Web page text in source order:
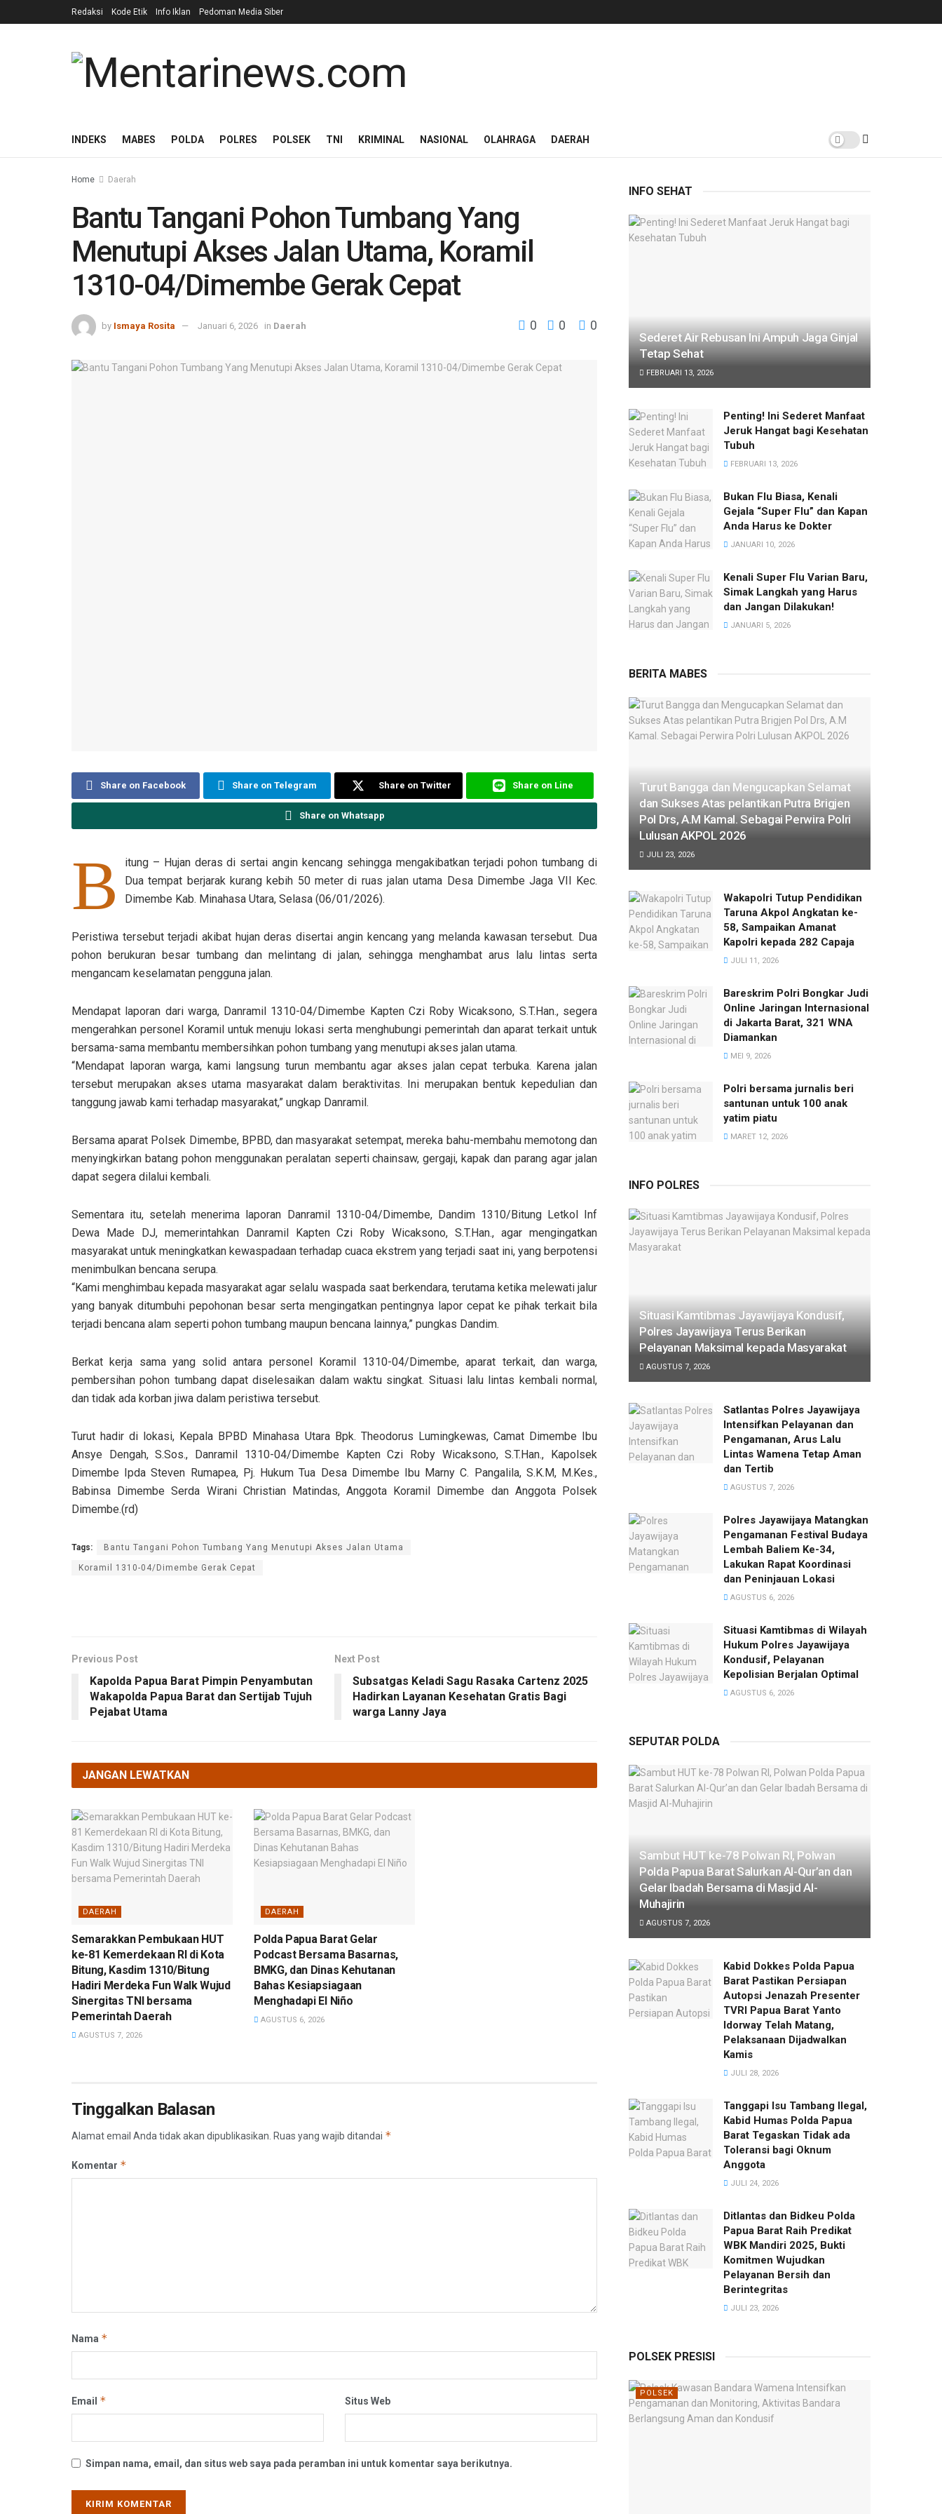
Redaksi Kode Etik Info Iklan Pedoman Media Siber
INDEKS MABES POLDA POLRES POLSEK TNI KRIMINAL NASIONAL OLAHRAGA DAERAH
Home Daerah
Bantu Tangani Pohon Tumbang Yang
Menutupi Akses Jalan Utama, Koramil
1310-04/Dimembe Gerak Cepat
by Ismaya Rosita Januari 6, 2026 in Daerah 0 0 0
Share on Facebook Share on Telegram Share on Twitter Share on Line
Share on Whatsapp
B
itung – Hujan deras di sertai angin kencang sehingga mengakibatkan terjadi pohon tumbang di
Dua tempat berjarak kurang kebih 50 meter di ruas jalan utama Desa Dimembe Jaga VII Kec.
Dimembe Kab. Minahasa Utara, Selasa (06/01/2026).
Peristiwa tersebut terjadi akibat hujan deras disertai angin kencang yang melanda kawasan tersebut. Dua
pohon berukuran besar tumbang dan melintang di jalan, sehingga menghambat arus lalu lintas serta
mengancam keselamatan pengguna jalan.
Mendapat laporan dari warga, Danramil 1310-04/Dimembe Kapten Czi Roby Wicaksono, S.T.Han., segera
mengerahkan personel Koramil untuk menuju lokasi serta menghubungi pemerintah dan aparat terkait untuk
bersama-sama membantu membersihkan pohon tumbang yang menutupi akses jalan utama.
“Mendapat laporan warga, kami langsung turun membantu agar akses jalan cepat terbuka. Karena jalan
tersebut merupakan akses utama masyarakat dalam beraktivitas. Ini merupakan bentuk kepedulian dan
tanggung jawab kami terhadap masyarakat,” ungkap Danramil.
Bersama aparat Polsek Dimembe, BPBD, dan masyarakat setempat, mereka bahu-membahu memotong dan
menyingkirkan batang pohon menggunakan peralatan seperti chainsaw, gergaji, kapak dan parang agar jalan
dapat segera dilalui kembali.
Sementara itu, setelah menerima laporan Danramil 1310-04/Dimembe, Dandim 1310/Bitung Letkol Inf
Dewa Made DJ, memerintahkan Danramil Kapten Czi Roby Wicaksono, S.T.Han., agar mengingatkan
masyarakat untuk meningkatkan kewaspadaan terhadap cuaca ekstrem yang terjadi saat ini, yang berpotensi
menimbulkan bencana serupa.
“Kami menghimbau kepada masyarakat agar selalu waspada saat berkendara, terutama ketika melewati jalur
yang banyak ditumbuhi pepohonan besar serta mengingatkan pentingnya lapor cepat ke pihak terkait bila
terjadi bencana alam seperti pohon tumbang maupun bencana lainnya,” pungkas Dandim.
Berkat kerja sama yang solid antara personel Koramil 1310-04/Dimembe, aparat terkait, dan warga,
pembersihan pohon tumbang dapat diselesaikan dalam waktu singkat. Situasi lalu lintas kembali normal,
dan tidak ada korban jiwa dalam peristiwa tersebut.
Turut hadir di lokasi, Kepala BPBD Minahasa Utara Bpk. Theodorus Lumingkewas, Camat Dimembe Ibu
Ansye Dengah, S.Sos., Danramil 1310-04/Dimembe Kapten Czi Roby Wicaksono, S.T.Han., Kapolsek
Dimembe Ipda Steven Rumapea, Pj. Hukum Tua Desa Dimembe Ibu Marny C. Pangalila, S.K.M, M.Kes.,
Babinsa Dimembe Serda Wirani Christian Matindas, Anggota Koramil Dimembe dan Anggota Polsek
Dimembe.(rd)
Tags: Bantu Tangani Pohon Tumbang Yang Menutupi Akses Jalan Utama
Koramil 1310-04/Dimembe Gerak Cepat
Previous Post
Kapolda Papua Barat Pimpin Penyambutan
Wakapolda Papua Barat dan Sertijab Tujuh
Pejabat Utama
Next Post
Subsatgas Keladi Sagu Rasaka Cartenz 2025
Hadirkan Layanan Kesehatan Gratis Bagi
warga Lanny Jaya
JANGAN LEWATKAN
DAERAH
Semarakkan Pembukaan HUT
ke-81 Kemerdekaan RI di Kota
Bitung, Kasdim 1310/Bitung
Hadiri Merdeka Fun Walk Wujud
Sinergitas TNI bersama
Pemerintah Daerah
AGUSTUS 7, 2026
DAERAH
Polda Papua Barat Gelar
Podcast Bersama Basarnas,
BMKG, dan Dinas Kehutanan
Bahas Kesiapsiagaan
Menghadapi El Niño
AGUSTUS 6, 2026
Tinggalkan Balasan
Alamat email Anda tidak akan dipublikasikan. Ruas yang wajib ditandai *
Komentar *
Nama *
Email * Situs Web
Simpan nama, email, dan situs web saya pada peramban ini untuk komentar saya berikutnya.
INFO SEHAT
Sederet Air Rebusan Ini Ampuh Jaga Ginjal
Tetap Sehat
FEBRUARI 13, 2026
Penting! Ini Sederet Manfaat
Jeruk Hangat bagi Kesehatan
Tubuh
FEBRUARI 13, 2026
Bukan Flu Biasa, Kenali
Gejala “Super Flu” dan Kapan
Anda Harus ke Dokter
JANUARI 10, 2026
Kenali Super Flu Varian Baru,
Simak Langkah yang Harus
dan Jangan Dilakukan!
JANUARI 5, 2026
BERITA MABES
Turut Bangga dan Mengucapkan Selamat
dan Sukses Atas pelantikan Putra Brigjen
Pol Drs, A.M Kamal. Sebagai Perwira Polri
Lulusan AKPOL 2026
JULI 23, 2026
Wakapolri Tutup Pendidikan
Taruna Akpol Angkatan ke-
58, Sampaikan Amanat
Kapolri kepada 282 Capaja
JULI 11, 2026
Bareskrim Polri Bongkar Judi
Online Jaringan Internasional
di Jakarta Barat, 321 WNA
Diamankan
MEI 9, 2026
Polri bersama jurnalis beri
santunan untuk 100 anak
yatim piatu
MARET 12, 2026
INFO POLRES
Situasi Kamtibmas Jayawijaya Kondusif,
Polres Jayawijaya Terus Berikan
Pelayanan Maksimal kepada Masyarakat
AGUSTUS 7, 2026
Satlantas Polres Jayawijaya
Intensifkan Pelayanan dan
Pengamanan, Arus Lalu
Lintas Wamena Tetap Aman
dan Tertib
AGUSTUS 7, 2026
Polres Jayawijaya Matangkan
Pengamanan Festival Budaya
Lembah Baliem Ke-34,
Lakukan Rapat Koordinasi
dan Peninjauan Lokasi
AGUSTUS 6, 2026
Situasi Kamtibmas di Wilayah
Hukum Polres Jayawijaya
Kondusif, Pelayanan
Kepolisian Berjalan Optimal
AGUSTUS 6, 2026
SEPUTAR POLDA
Sambut HUT ke-78 Polwan RI, Polwan
Polda Papua Barat Salurkan Al-Qur’an dan
Gelar Ibadah Bersama di Masjid Al-
Muhajirin
AGUSTUS 7, 2026
Kabid Dokkes Polda Papua
Barat Pastikan Persiapan
Autopsi Jenazah Presenter
TVRI Papua Barat Yanto
Idorway Telah Matang,
Pelaksanaan Dijadwalkan
Kamis
JULI 28, 2026
Tanggapi Isu Tambang Ilegal,
Kabid Humas Polda Papua
Barat Tegaskan Tidak ada
Toleransi bagi Oknum
Anggota
JULI 24, 2026
Ditlantas dan Bidkeu Polda
Papua Barat Raih Predikat
WBK Mandiri 2025, Bukti
Komitmen Wujudkan
Pelayanan Bersih dan
Berintegritas
JULI 23, 2026
POLSEK PRESISI
POLSEK